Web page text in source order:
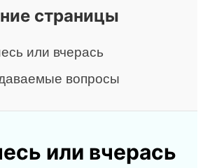
страницы
или вчерась
вопросы
или вчерась